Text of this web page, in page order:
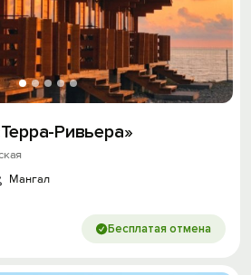
Ривьера»
Мангал
Бесплатая отмена